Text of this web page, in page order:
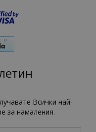
Всички най-
за намаления.